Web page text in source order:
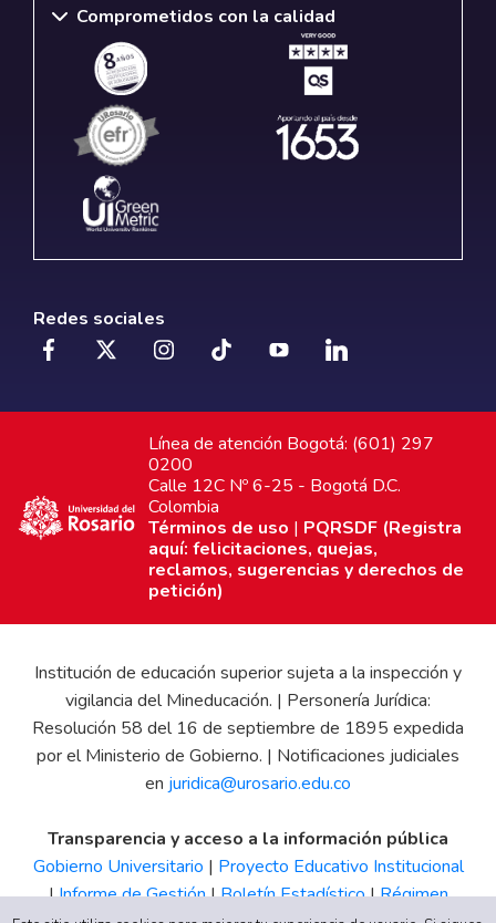
Comprometidos con la calidad
Redes sociales
Línea de atención Bogotá: (601) 297
0200
Calle 12C Nº 6-25 - Bogotá D.C.
Colombia
Términos de uso | PQRSDF (Registra
aquí: felicitaciones, quejas,
reclamos, sugerencias y derechos de
petición)
Institución de educación superior sujeta a la inspección y
vigilancia del Mineducación. | Personería Jurídica:
Resolución 58 del 16 de septiembre de 1895 expedida
por el Ministerio de Gobierno. | Notificaciones judiciales
en juridica@urosario.edu.co
Transparencia y acceso a la información pública
Gobierno Universitario | Proyecto Educativo Institucional
|Informe de Gestión|Boletín Estadístico|Régimen